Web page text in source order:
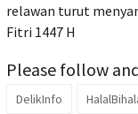
relawan turut
Fitri 1447 H
Please follow
DelikInfo